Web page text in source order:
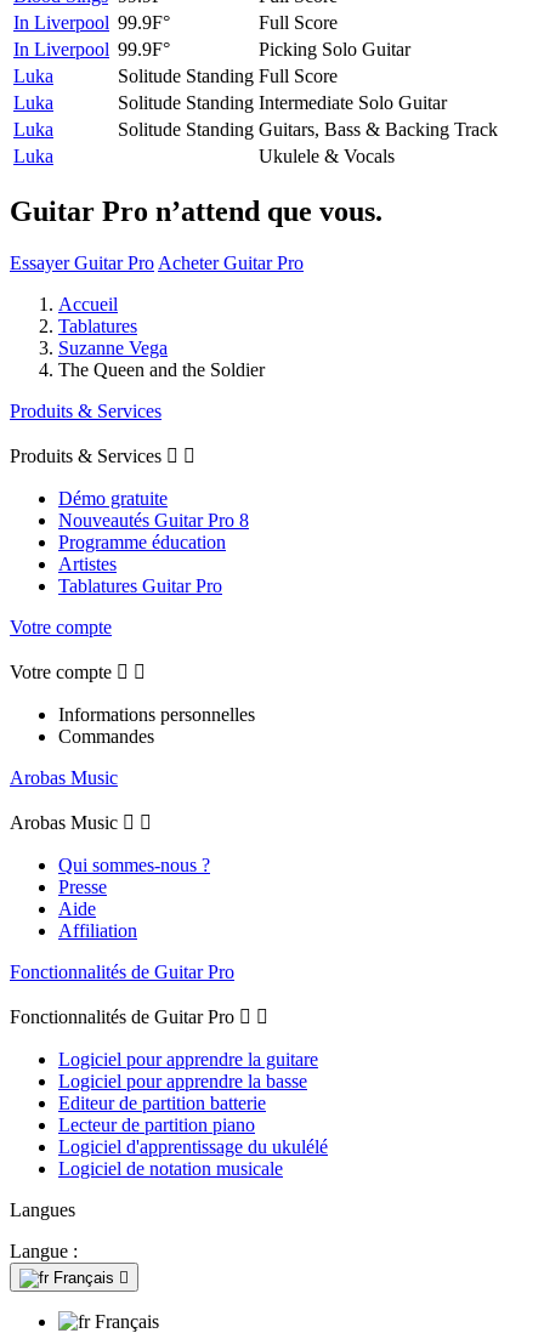
In Liverpool 99.9F°
Full Score
In Liverpool 99.9F°
Picking Solo Guitar
Luka
Solitude Standing Full Score
Luka
Solitude Standing Intermediate Solo Guitar
Luka
Solitude Standing Guitars, Bass & Backing Track
Luka
Ukulele & Vocals
Guitar Pro n’attend que vous.
Essayer Guitar Pro Acheter Guitar Pro
Accueil
Tablatures
Suzanne Vega
The Queen and the Soldier
Produits & Services
Produits & Services  
Démo gratuite
Nouveautés Guitar Pro 8
Programme éducation
Artistes
Tablatures Guitar Pro
Votre compte
Votre compte  
Informations personnelles
Commandes
Arobas Music
Arobas Music  
Qui sommes-nous ?
Presse
Aide
Affiliation
Fonctionnalités de Guitar Pro
Fonctionnalités de Guitar Pro  
Logiciel pour apprendre la guitare
Logiciel pour apprendre la basse
Editeur de partition batterie
Lecteur de partition piano
Logiciel d'apprentissage du ukulélé
Logiciel de notation musicale
Langues
Langue :
Français 
Français